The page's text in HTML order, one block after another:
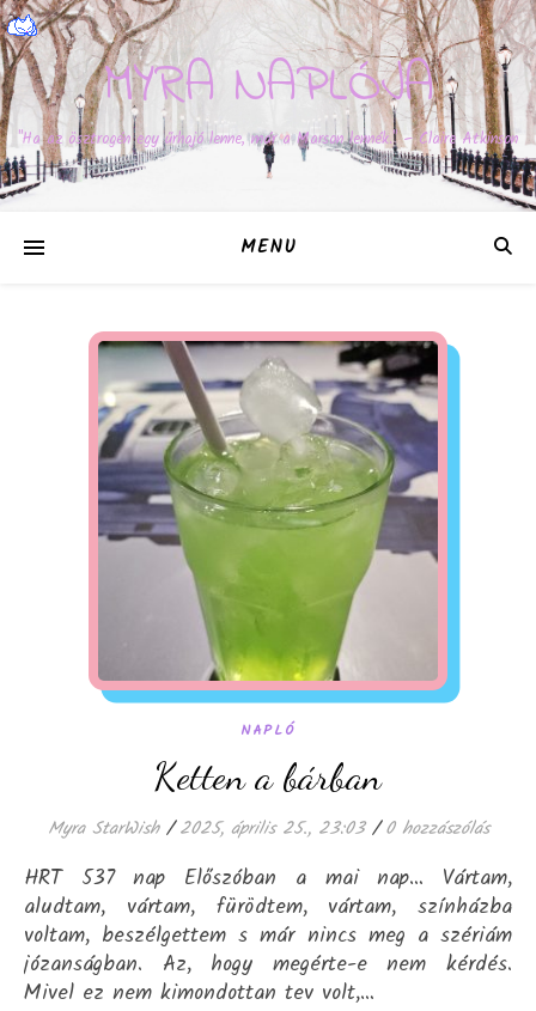
MYRA NAPLÓJA
"Ha az ösztrogén egy űrhajó lenne, már a Marson lennék." – Claire Atkinson
MENU
NAPLÓ
Ketten a bárban
Myra StarWish / 2025, április 25., 23:03 / 0 hozzászólás
HRT 537 nap Előszóban a mai nap… Vártam,
aludtam, vártam, fürödtem, vártam, színházba
voltam, beszélgettem s már nincs meg a szériám
józanságban. Az, hogy megérte-e nem kérdés.
Mivel ez nem kimondottan tev volt,…